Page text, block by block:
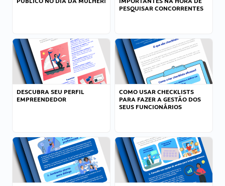
PESQUISAR CONCORRENTES
DESCUBRA SEU PERFIL
EMPREENDEDOR
COMO USAR CHECKLISTS
PARA FAZER A GESTÃO DOS
SEUS FUNCIONÁRIOS